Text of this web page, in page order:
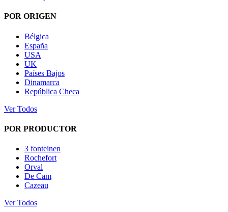
POR ORIGEN
Bélgica
España
USA
UK
Países Bajos
Dinamarca
República Checa
Ver Todos
POR PRODUCTOR
3 fonteinen
Rochefort
Orval
De Cam
Cazeau
Ver Todos